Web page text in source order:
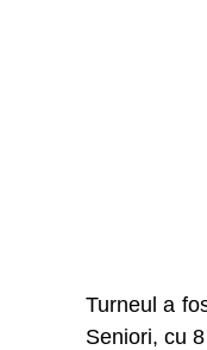
Turneul a
Seniori, cu